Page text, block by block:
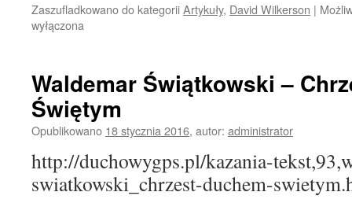
Zaszufladkowano do kategoriiArtykuły, David Wilkerson |
wyłączona
Waldemar Świątkowski –
Świętym
Opublikowano 18 stycznia 2016, autor: administrator
http://duchowygps.pl/kazania-
swiatkowski_chrzest-duchem-